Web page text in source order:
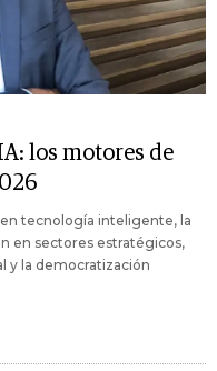
los motores de
tecnología inteligente, la
en sectores estratégicos,
y la democratización